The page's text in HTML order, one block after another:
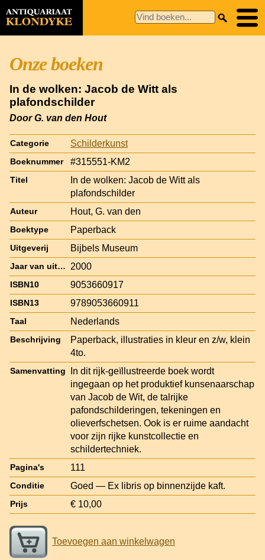
Onze boeken
In de wolken: Jacob de Witt als
plafondschilder
Door G. van den Hout
Categorie Schilderkunst
Boeknummer #315551-KM2
Titel
In de wolken: Jacob de Witt als
plafondschilder
Auteur Hout, G. van den
Boektype Paperback
Uitgeverij Bijbels Museum
Jaar van uitgave 2000
ISBN10 9053660917
ISBN13 9789053660911
Taal Nederlands
Beschrijving
Paperback, illustraties in kleur en z/w, klein
4to.
Samenvatting
In dit rijk-geïllustreerde boek wordt
ingegaan op het produktief kunsenaarschap
van Jacob de Wit, de talrijke
pafondschilderingen, tekeningen en
olieverfschetsen. Ook is er ruime aandacht
voor zijn rijke kunstcollectie en
schildertechniek.
Pagina's 111
Conditie Goed — Ex libris op binnenzijde kaft.
Prijs € 10,00
Toevoegen aan winkelwagen